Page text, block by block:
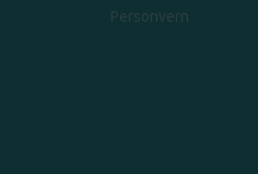
Personvern